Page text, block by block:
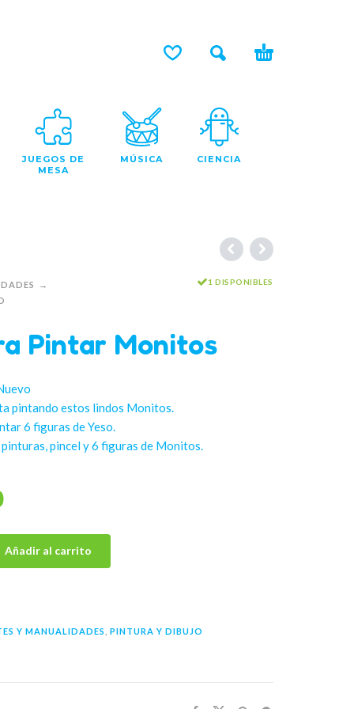
JUEGOS DE
MESA
MÚSICA CIENCIA
1 DISPONIBLES
Pintar Monitos
pintando estos lindos Monitos.
6 figuras de Yeso.
pincel y 6 figuras de Monitos.
Añadir al carrito
Y MANUALIDADES PINTURA Y DIBUJO